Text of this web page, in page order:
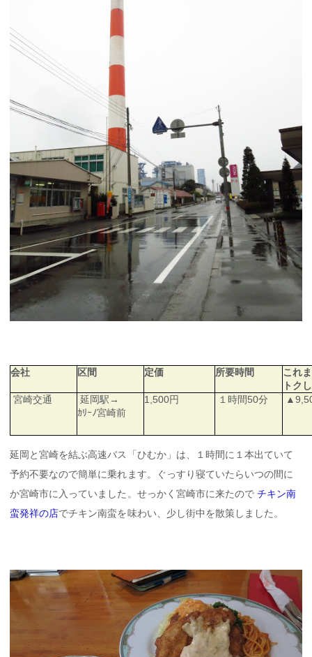
会社 区間 定価 所要時間
これ
トク
宮崎交通
延岡駅→
ｶﾘｰﾉ宮崎前
1,500円 １時間50分
延岡と宮崎を結ぶ高速バス「ひむか」は、１時間に１本出ていて
予約不要なので簡単に乗れます。ぐっすり寝ていたらいつの間に
か宮崎市に入っていました。せっかく宮崎市に来たのでチキン南
蛮発祥の店でチキン南蛮を味わい、少し街中を散策しました。